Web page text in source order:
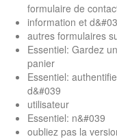
formulaire de
information et
autres formulaires
Essentiel: Gardez
panier
Essentiel:
d&#039
utilisateur
Essentiel: n&#039
oubliez pas la